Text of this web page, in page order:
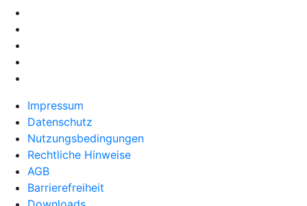
Impressum
Datenschutz
Nutzungsbedingungen
Rechtliche Hinweise
AGB
Barrierefreiheit